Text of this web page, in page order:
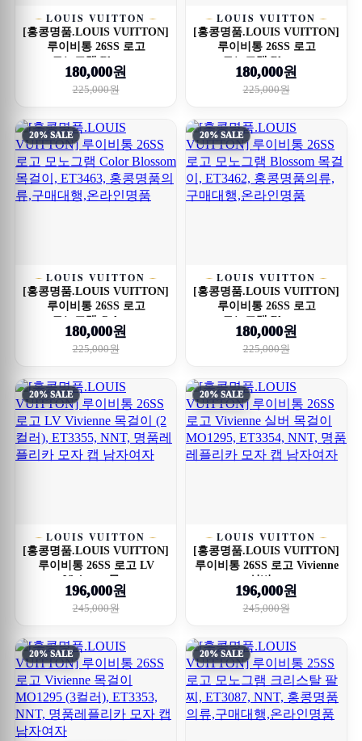
LOUIS VUITTON
[홍콩명품.LOUIS VUITTON]
루이비통 26SS 로고
모노그램 Blosso...
180,000원
225,000원
LOUIS VUITTON
[홍콩명품.LOUIS VUITTON]
루이비통 26SS 로고
모노그램 Blosso...
180,000원
225,000원
20% SALE
LOUIS VUITTON
[홍콩명품.LOUIS VUITTON]
루이비통 26SS 로고
모노그램 Color ...
180,000원
225,000원
20% SALE
LOUIS VUITTON
[홍콩명품.LOUIS VUITTON]
루이비통 26SS 로고
모노그램 Blosso...
180,000원
225,000원
20% SALE
LOUIS VUITTON
[홍콩명품.LOUIS VUITTON]
루이비통 26SS 로고 LV
Vivienne 목...
196,000원
245,000원
20% SALE
LOUIS VUITTON
[홍콩명품.LOUIS VUITTON]
루이비통 26SS 로고 Vivienne
실버 ...
196,000원
245,000원
20% SALE 20% SALE